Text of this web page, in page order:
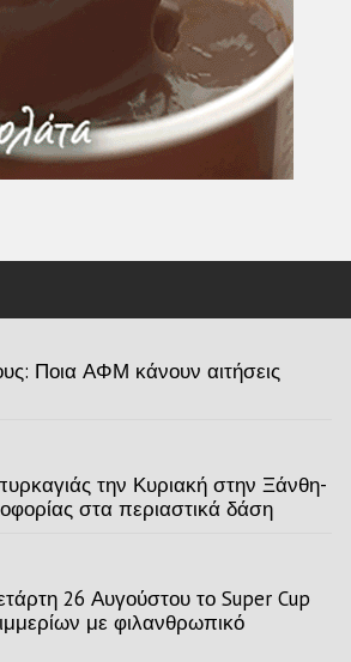
Ποια ΑΦΜ κάνουν αιτήσεις
την Κυριακή στην Ξάνθη-
στα περιαστικά δάση
26 Αυγούστου το Super Cup
με φιλανθρωπικό